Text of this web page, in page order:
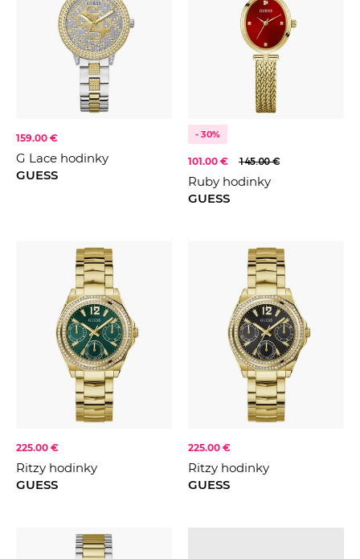
159.00 €
G Lace hodinky
GUESS
- 30%
101.00 € 145.00 €
Ruby hodinky
GUESS
225.00 €
Ritzy hodinky
GUESS
225.00 €
Ritzy hodinky
GUESS